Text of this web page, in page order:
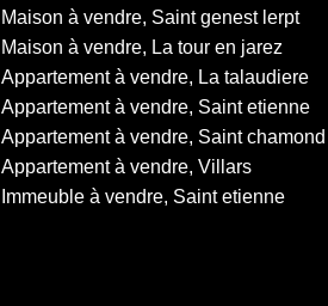
Maison à vendre, Saint genest lerpt
Maison à vendre, La tour en jarez
Appartement à vendre, La talaudiere
Appartement à vendre, Saint etienne
Appartement à vendre, Saint chamond
Appartement à vendre, Villars
Immeuble à vendre, Saint etienne